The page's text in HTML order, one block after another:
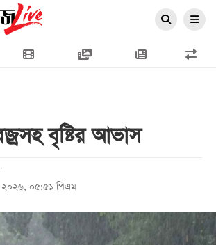
বৃষ্টির আভাস
২০২৬, ০৫:৫১ পিএম